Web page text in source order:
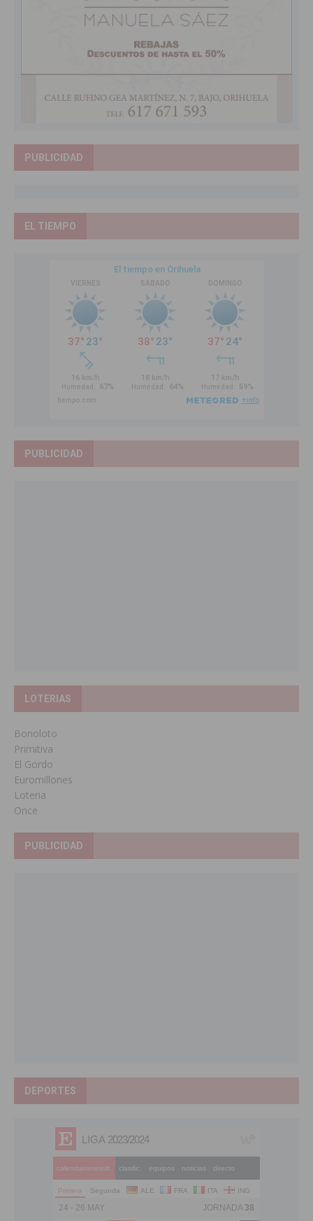
PUBLICIDAD
EL TIEMPO
PUBLICIDAD
LOTERIAS
Bonoloto
Primitiva
El Gordo
Euromillones
Loteria
Once
PUBLICIDAD
DEPORTES